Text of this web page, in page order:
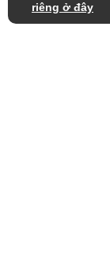
riêng ở đây